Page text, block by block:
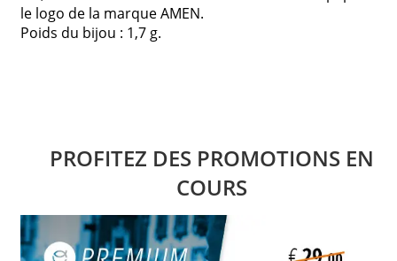
le logo de la marque AMEN.
Poids du bijou : 1,7 g.
PROFITEZ DES PROMOTIONS EN
COURS